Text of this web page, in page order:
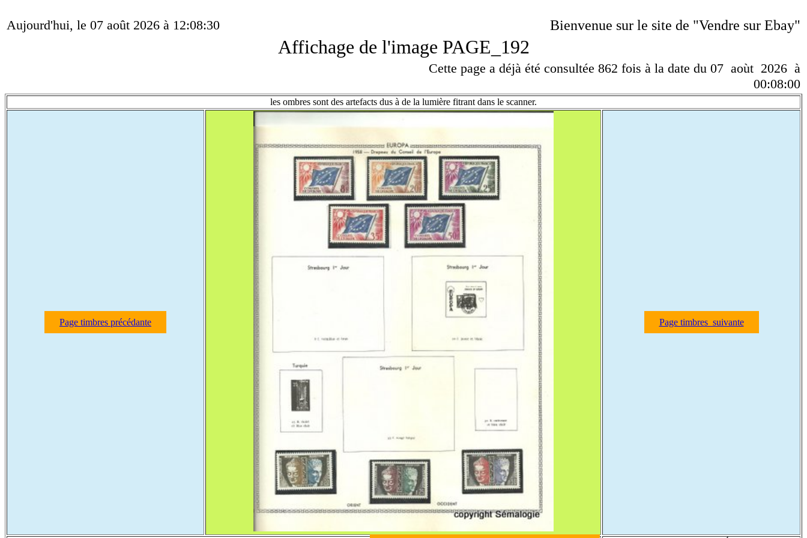
Aujourd'hui, le 07 août 2026 à 12:08:30 Bienvenue sur le site de "Vendre sur Ebay"
Affichage de l'image PAGE_192
Cette page a déjà été consultée 862 fois à la date du 07 aoùt 2026 à
00:08:00
les ombres sont des artefacts dus à de la lumière fitrant dans le scanner.
Page timbres précédante Page timbres suivante